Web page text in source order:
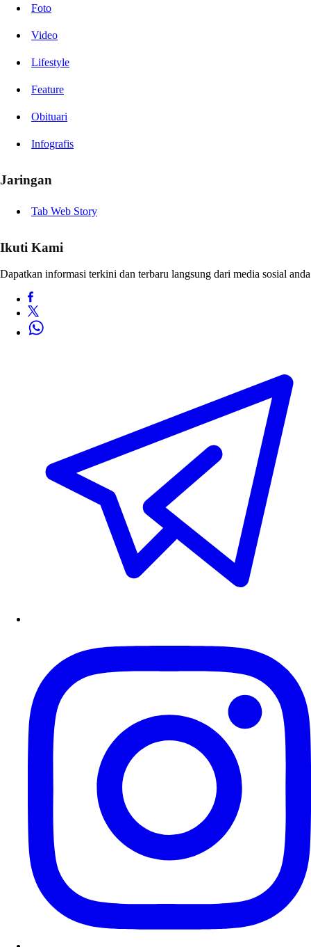
Foto
Video
Lifestyle
Feature
Obituari
Infografis
Jaringan
Tab Web Story
Ikuti Kami
Dapatkan informasi terkini dan terbaru langsung dari media sosial anda